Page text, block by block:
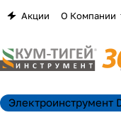
Акции О Компании
Электроинструмент